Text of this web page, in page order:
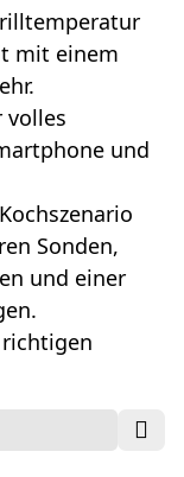
mit einem
volles
und
Sonden,
und einer